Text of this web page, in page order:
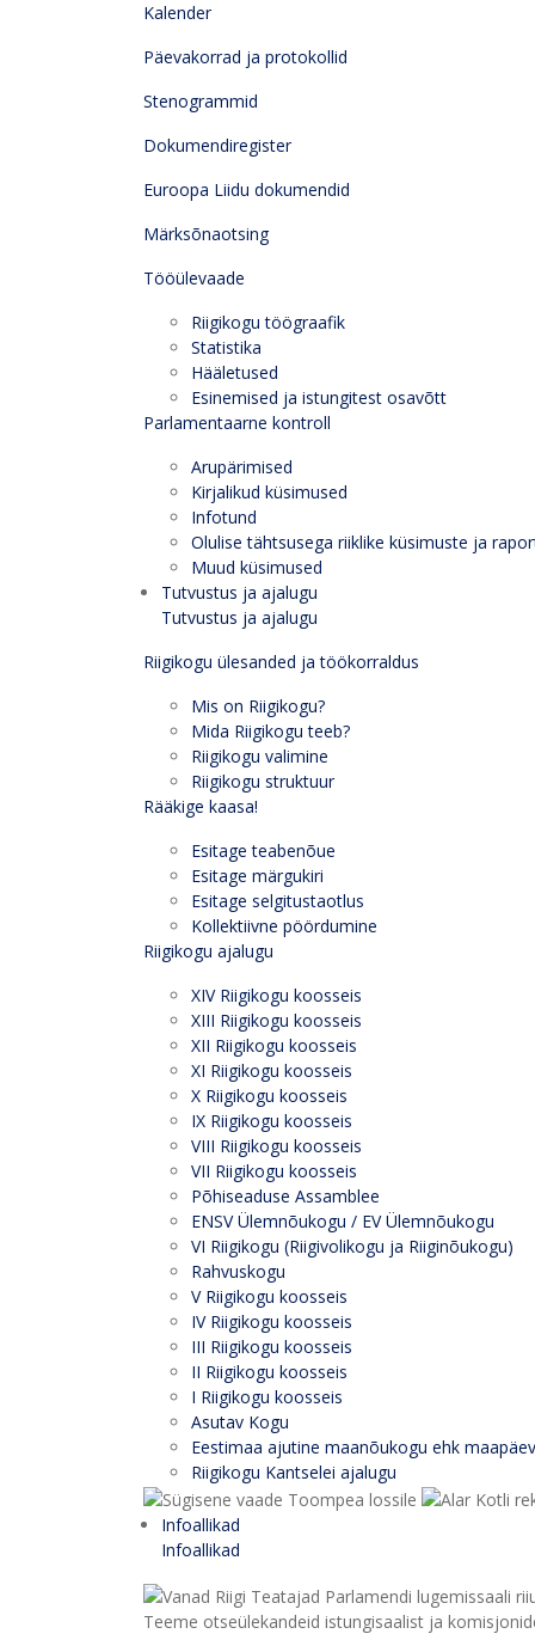
Kalender
Päevakorrad ja protokollid
Stenogrammid
Dokumendiregister
Euroopa Liidu dokumendid
Märksõnaotsing
Tööülevaade
Riigikogu töögraafik
Statistika
Hääletused
Esinemised ja istungitest osavõtt
Parlamentaarne kontroll
Arupärimised
Kirjalikud küsimused
Infotund
Olulise tähtsusega riiklike küsimuste ja
Muud küsimused
Tutvustus ja ajalugu
Tutvustus ja ajalugu
Riigikogu ülesanded ja töökorraldus
Mis on Riigikogu?
Mida Riigikogu teeb?
Riigikogu valimine
Riigikogu struktuur
Rääkige kaasa!
Esitage teabenõue
Esitage märgukiri
Esitage selgitustaotlus
Kollektiivne pöördumine
Riigikogu ajalugu
XIV Riigikogu koosseis
XIII Riigikogu koosseis
XII Riigikogu koosseis
XI Riigikogu koosseis
X Riigikogu koosseis
IX Riigikogu koosseis
VIII Riigikogu koosseis
VII Riigikogu koosseis
Põhiseaduse Assamblee
ENSV Ülemnõukogu / EV Ülemnõukogu
VI Riigikogu (Riigivolikogu ja Riiginõukogu)
Rahvuskogu
V Riigikogu koosseis
IV Riigikogu koosseis
III Riigikogu koosseis
II Riigikogu koosseis
I Riigikogu koosseis
Asutav Kogu
Eestimaa ajutine maanõukogu ehk maapäev
Riigikogu Kantselei ajalugu
Infoallikad
Infoallikad
Teeme otseülekandeid istungisaalist ja